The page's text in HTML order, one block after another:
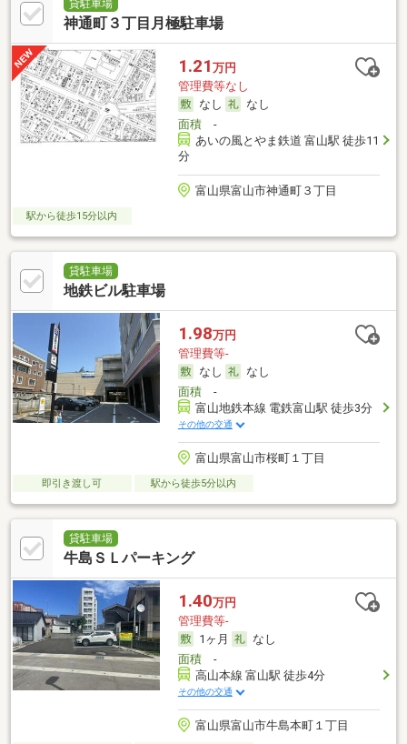
貸駐車場
神通町３丁目月極駐車場
1.21 万円
管理費等なし
なし
なし
面積-
あいの風とやま鉄道 富山駅 徒歩11
分
富山県富山市神通町３丁目
駅から徒歩15分以内
貸駐車場
地鉄ビル駐車場
1.98万円
管理費等-
なし
なし
面積-
富山地鉄本線 電鉄富山駅 徒歩3分
その他の交通
富山県富山市桜町１丁目
即引き渡し可 駅から徒歩5分以内
貸駐車場
牛島ＳＬパーキング
1.40万円
管理費等-
1ヶ月
なし
面積-
高山本線 富山駅 徒歩4分
その他の交通
富山県富山市牛島本町１丁目